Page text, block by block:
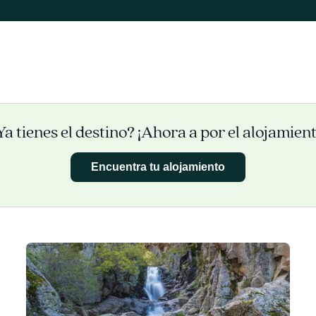
tienes el destino? ¡Ahora a por el
Encuentra tu alojamiento